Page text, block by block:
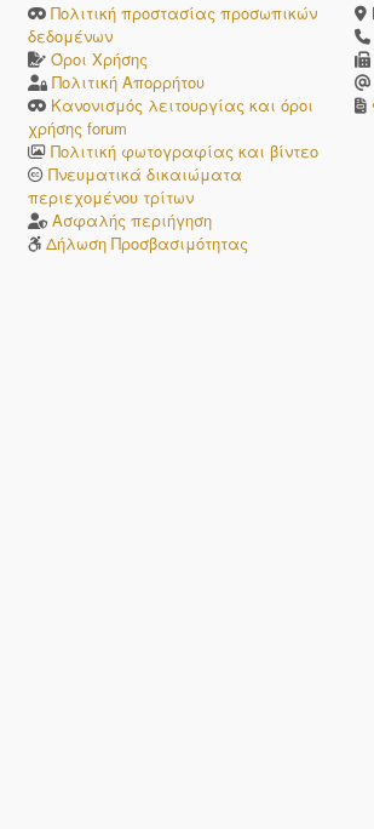
Πολιτική προστασίας προσωπικών
δεδομένων
Όροι Χρήσης
Πολιτική Απορρήτου
Κανονισμός λειτουργίας και όροι
χρήσης forum
Πολιτική φωτογραφίας και βίντεο
Πνευματικά δικαιώματα
περιεχομένου τρίτων
Ασφαλής περιήγηση
Δήλωση Προσβασιμότητας